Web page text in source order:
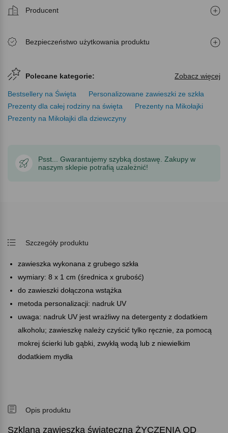
Producent
Bezpieczeństwo użytkowania produktu
Polecane kategorie: Zobacz więcej
Bestsellery na Święta
Personalizowane zawieszki ze szkła
Prezenty dla całej rodziny na święta
Prezenty na Mikołajki
Prezenty na Mikołajki dla dziewczyny
Psst... Gwarantujemy szybką dostawę. Zakupy w
naszym sklepie potrafią uzależnić!
Szczegóły produktu
zawieszka wykonana z grubego szkła
wymiary: 8 x 1 cm (średnica x grubość)
do zawieszki dołączona wstążka
metoda personalizacji: nadruk UV
uwaga: nadruk UV jest wrażliwy na detergenty z dodatkiem
alkoholu; zawieszkę należy czyścić tylko ręcznie, za pomocą
mokrej ścierki lub gąbki, zwykłą wodą lub z niewielkim
dodatkiem mydła
Opis produktu
Szklana zawieszka świąteczna ŻYCZENIA OD